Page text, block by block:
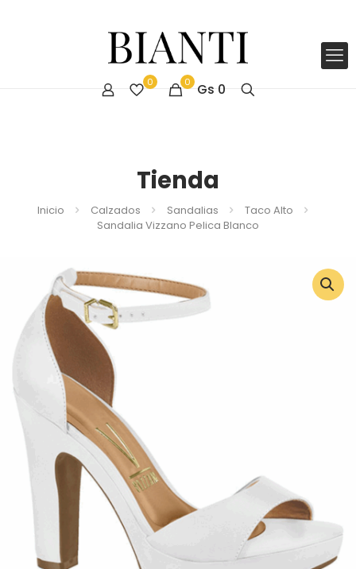
0 0 Gs 0
Tienda
Inicio Calzados Sandalias
Taco Alto
Sandalia Vizzano Pelica Blanco